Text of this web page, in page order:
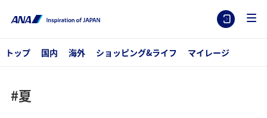
トップ 国内 海外 ショッピング&ライフ マイレージ
#夏